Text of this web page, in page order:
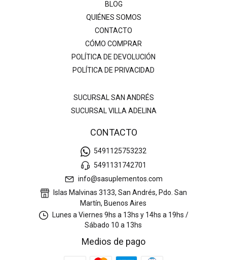
BLOG
QUIÉNES SOMOS
CONTACTO
CÓMO COMPRAR
POLÍTICA DE DEVOLUCIÓN
POLÍTICA DE PRIVACIDAD
SUCURSAL SAN ANDRÉS
SUCURSAL VILLA ADELINA
CONTACTO
5491125753232
5491131742701
info@sasuplementos.com
Islas Malvinas 3133, San Andrés, Pdo. San
Martín, Buenos Aires
Lunes a Viernes 9hs a 13hs y 14hs a 19hs /
Sábado 10 a 13hs
Medios de pago